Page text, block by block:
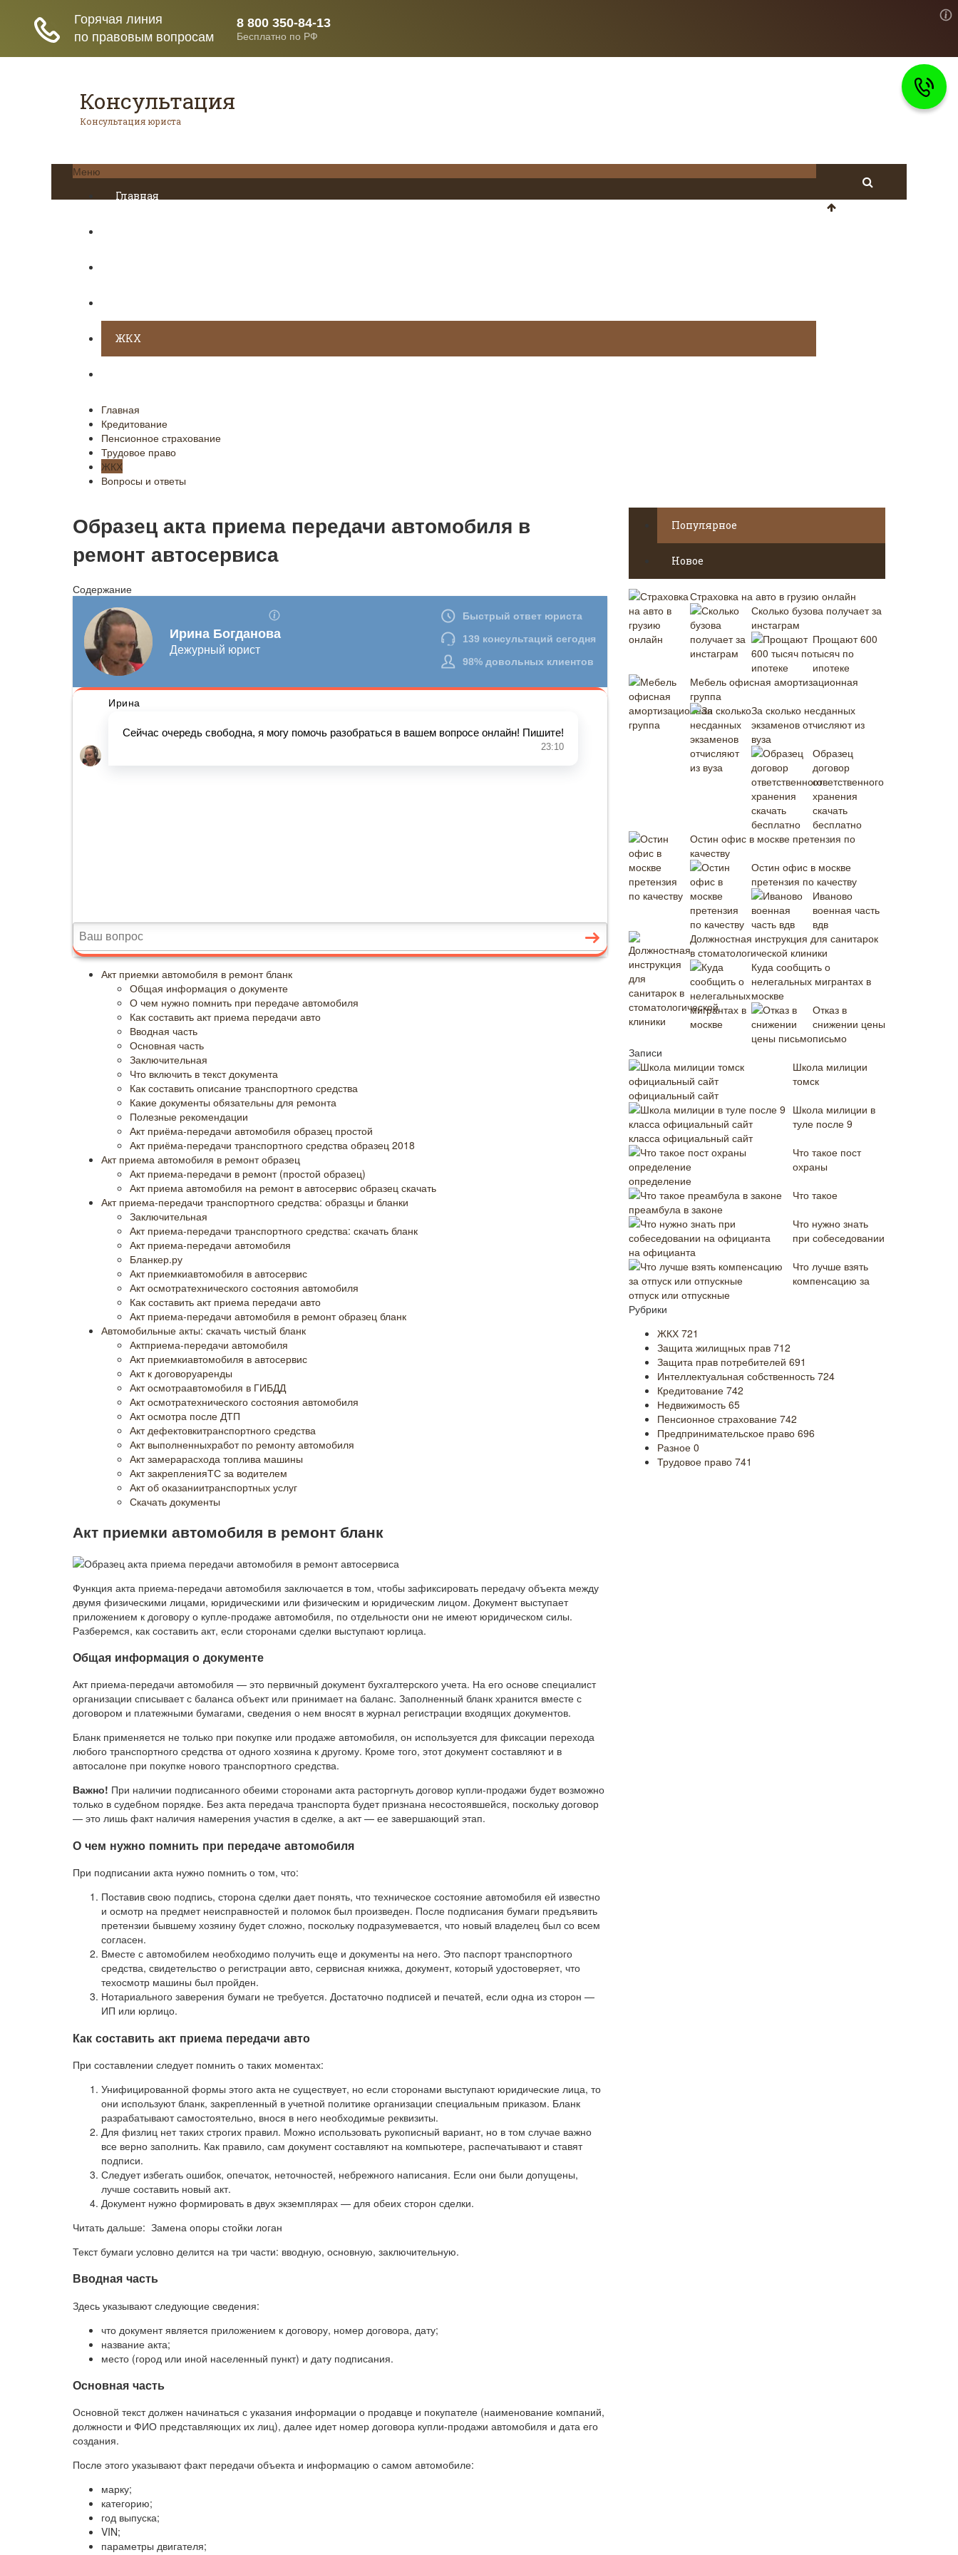
Консультация
Консультация юриста
Меню
Главная
ЖКХ
Главная
Кредитование
Пенсионное страхование
Трудовое право
ЖКХ
Вопросы и ответы
Образец акта приема передачи автомобиля в
ремонт автосервиса
Содержание
Акт приемки автомобиля в ремонт бланк
Общая информация о документе
О чем нужно помнить при передаче автомобиля
Как составить акт приема передачи авто
Вводная часть
Основная часть
Заключительная
Что включить в текст документа
Как составить описание транспортного средства
Какие документы обязательны для ремонта
Полезные рекомендации
Акт приёма-передачи автомобиля образец простой
Акт приёма-передачи транспортного средства образец 2018
Акт приема автомобиля в ремонт образец
Акт приема-передачи в ремонт (простой образец)
Акт приема автомобиля на ремонт в автосервис образец скачать
Акт приема-передачи транспортного средства: образцы и бланки
Заключительная
Акт приема-передачи транспортного средства: скачать бланк
Акт приема-передачи автомобиля
Бланкер.ру
Акт приемкиавтомобиля в автосервис
Акт осмотратехнического состояния автомобиля
Как составить акт приема передачи авто
Акт приема-передачи автомобиля в ремонт образец бланк
Автомобильные акты: скачать чистый бланк
Актприема-передачи автомобиля
Акт приемкиавтомобиля в автосервис
Акт к договоруаренды
Акт осмотраавтомобиля в ГИБДД
Акт осмотратехнического состояния автомобиля
Акт осмотра после ДТП
Акт дефектовкитранспортного средства
Акт выполненныхработ по ремонту автомобиля
Акт замерарасхода топлива машины
Акт закрепленияТС за водителем
Акт об оказаниитранспортных услуг
Скачать документы
Акт приемки автомобиля в ремонт бланк
Функция акта приема-передачи автомобиля заключается в том, чтобы зафиксировать передачу объекта между
двумя физическими лицами, юридическими или физическим и юридическим лицом. Документ выступает
приложением к договору о купле-продаже автомобиля, по отдельности они не имеют юридическом силы.
Разберемся, как составить акт, если сторонами сделки выступают юрлица.
Общая информация о документе
Акт приема-передачи автомобиля — это первичный документ бухгалтерского учета. На его основе специалист
организации списывает с баланса объект или принимает на баланс. Заполненный бланк хранится вместе с
договором и платежными бумагами, сведения о нем вносят в журнал регистрации входящих документов.
Бланк применяется не только при покупке или продаже автомобиля, он используется для фиксации перехода
любого транспортного средства от одного хозяина к другому. Кроме того, этот документ составляют и в
автосалоне при покупке нового транспортного средства.
Важно! При наличии подписанного обеими сторонами акта расторгнуть договор купли-продажи будет возможно
только в судебном порядке. Без акта передача транспорта будет признана несостоявшейся, поскольку договор
— это лишь факт наличия намерения участия в сделке, а акт — ее завершающий этап.
О чем нужно помнить при передаче автомобиля
При подписании акта нужно помнить о том, что:
Поставив свою подпись, сторона сделки дает понять, что техническое состояние автомобиля ей известно
и осмотр на предмет неисправностей и поломок был произведен. После подписания бумаги предъявить
претензии бывшему хозяину будет сложно, поскольку подразумевается, что новый владелец был со всем
согласен.
Вместе с автомобилем необходимо получить еще и документы на него. Это паспорт транспортного
средства, свидетельство о регистрации авто, сервисная книжка, документ, который удостоверяет, что
техосмотр машины был пройден.
Нотариального заверения бумаги не требуется. Достаточно подписей и печатей, если одна из сторон —
ИП или юрлицо.
Как составить акт приема передачи авто
При составлении следует помнить о таких моментах:
Унифицированной формы этого акта не существует, но если сторонами выступают юридические лица, то
они используют бланк, закрепленный в учетной политике организации специальным приказом. Бланк
разрабатывают самостоятельно, внося в него необходимые реквизиты.
Для физлиц нет таких строгих правил. Можно использовать рукописный вариант, но в том случае важно
все верно заполнить. Как правило, сам документ составляют на компьютере, распечатывают и ставят
подписи.
Следует избегать ошибок, опечаток, неточностей, небрежного написания. Если они были допущены,
лучше составить новый акт.
Документ нужно формировать в двух экземплярах — для обеих сторон сделки.
Читать дальше: Замена опоры стойки логан
Текст бумаги условно делится на три части: вводную, основную, заключительную.
Вводная часть
Здесь указывают следующие сведения:
что документ является приложением к договору, номер договора, дату;
название акта;
место (город или иной населенный пункт) и дату подписания.
Основная часть
Основной текст должен начинаться с указания информации о продавце и покупателе (наименование компаний,
должности и ФИО представляющих их лиц), далее идет номер договора купли-продажи автомобиля и дата его
создания.
После этого указывают факт передачи объекта и информацию о самом автомобиле:
марку;
категорию;
год выпуска;
VIN;
параметры двигателя;
Популярное
Новое
Страховка на авто в грузию онлайн
Сколько бузова получает за
инстаграм
Прощают 600
тысяч по
ипотеке
Мебель офисная амортизационная
группа
За сколько несданных
экзаменов отчисляют из
вуза
Образец
договор
ответственного
хранения
скачать
бесплатно
Остин офис в москве претензия по
качеству
Остин офис в москве
претензия по качеству
Иваново
военная часть
вдв
Должностная инструкция для санитарок
в стоматологической клиники
Куда сообщить о
нелегальных мигрантах в
москве
Отказ в
снижении цены
письмо
Записи
Школа милиции
томск
официальный сайт
Школа милиции в
туле после 9
класса официальный сайт
Что такое пост
охраны
определение
Что такое
преамбула в законе
Что нужно знать
при собеседовании
на официанта
Что лучше взять
компенсацию за
отпуск или отпускные
Рубрики
ЖКХ 721
Защита жилищных прав 712
Защита прав потребителей 691
Интеллектуальная собственность 724
Кредитование 742
Недвижимость 65
Пенсионное страхование 742
Предпринимательское право 696
Разное 0
Трудовое право 741